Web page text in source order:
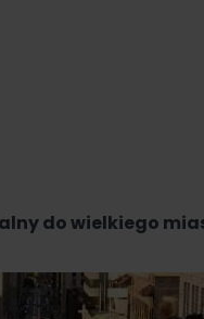
do wielkiego